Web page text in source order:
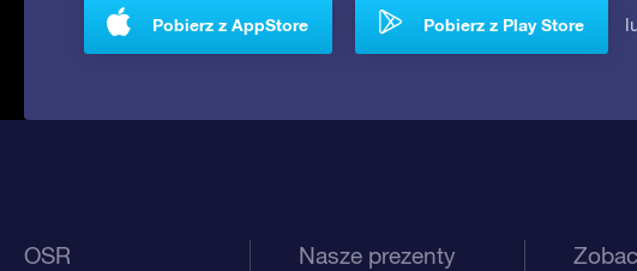
Pobierz z AppStore Pobierz z Play Store
OSR Nasze prezenty